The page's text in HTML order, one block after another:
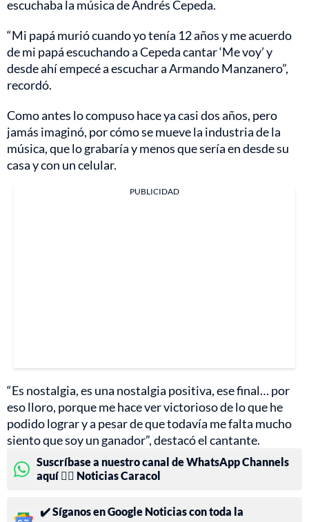
escuchaba la música de Andrés Cepeda.
“Mi papá murió cuando yo tenía 12 años y me acuerdo
de mi papá escuchando a Cepeda cantar ‘Me voy’ y
desde ahí empecé a escuchar a Armando Manzanero”,
recordó.
Como antes lo compuso hace ya casi dos años, pero
jamás imaginó, por cómo se mueve la industria de la
música, que lo grabaría y menos que sería en desde su
casa y con un celular.
PUBLICIDAD
“Es nostalgia, es una nostalgia positiva, ese final… por
eso lloro, porque me hace ver victorioso de lo que he
podido lograr y a pesar de que todavía me falta mucho
siento que soy un ganador”, destacó el cantante.
Suscríbase a nuestro canal de WhatsApp Channels
aquí 👉🏻 Noticias Caracol
✔️ Síganos en Google Noticias con toda la